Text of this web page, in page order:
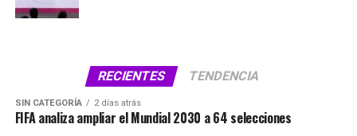
RECIENTES TENDENCIA
SIN CATEGORÍA 2 días atrás
FIFA analiza ampliar el Mundial 2030 a 64 selecciones